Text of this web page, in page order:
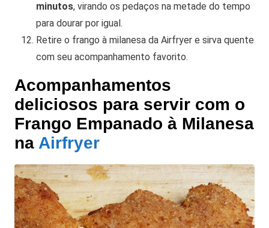
minutos, virando os pedaços na metade do tempo
para dourar por igual.
Retire o frango à milanesa da Airfryer e sirva quente
com seu acompanhamento favorito.
Acompanhamentos
deliciosos para servir com o
Frango Empanado à Milanesa
na Airfryer